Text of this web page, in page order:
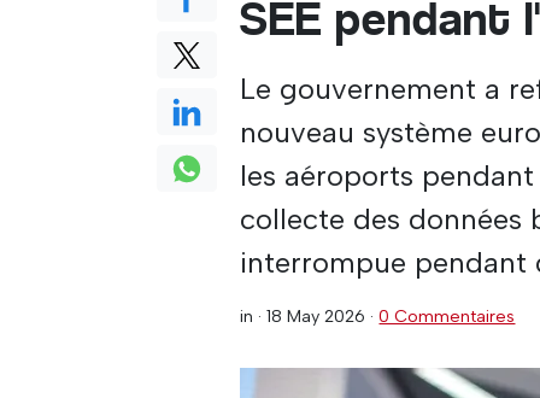
SEE pendant
Le gouvernement a
nouveau système
les aéroports
collecte des
interrompue pendant
in ·18 May 2026 ·0 Commentaires